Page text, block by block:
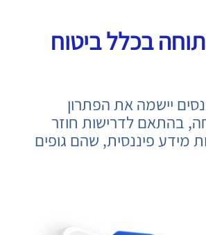
בכלל ביטוח
יישמה את הפתרון
בהתאם לדרישות חוזר
מידע פיננסית, שהם גופים